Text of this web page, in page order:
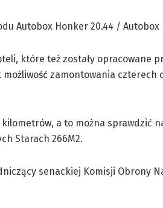
które też zostały opracowane
zamontowania czterech
a to można sprawdzić
Starach 266M2.
senackiej Komisji Obrony